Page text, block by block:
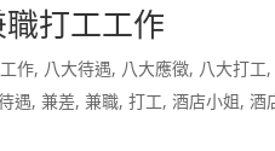
打工工作
作, 八大待遇, 八大應徵, 八大打工,
遇,兼差,兼職,打工,酒店小姐,酒